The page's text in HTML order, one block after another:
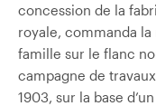
concession de la
royale, commanda la
famille sur le flanc
campagne de
1903, sur la base